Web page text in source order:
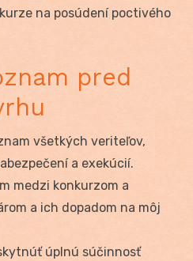
na posúdení poctivého
pred
všetkých veriteľov,
a exekúcií.
medzi konkurzom a
a ich dopadom na môj
úplnú súčinnosť